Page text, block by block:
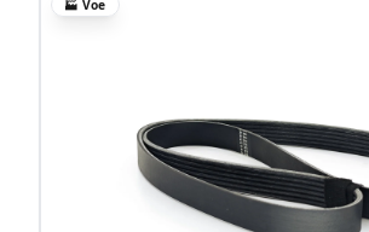
🏭Voe